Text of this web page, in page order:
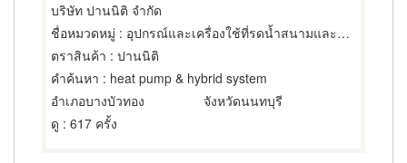
บริษัท ปานนิติ จำกัด
ชื่อหมวดหมู่ : อุปกรณ์และเครื่องใช้ที่รดน้ำสนามและสวน,โซลาร์เซล
ตราสินค้า : ปานนิติ
คำค้นหา : heat pump & hybrid system
อำเภอบางบัวทอง
จังหวัดนนทบุรี
ดู : 617 ครั้ง